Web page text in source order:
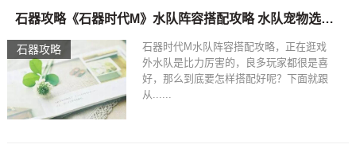
石器攻略
石器攻略《石器时代M》水队阵容搭配攻略 水队宠物选择推荐
石器时代M水队阵容搭配攻略，正在逛戏
外水队是比力厉害的，良多玩家都很是喜
好，那么到底要怎样搭配好呢？下面就跟
从......